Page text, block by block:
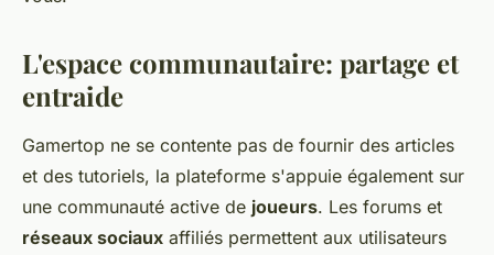
L'espace communautaire: partage et
entraide
Gamertop ne se contente pas de fournir des articles
et des tutoriels, la plateforme s'appuie également sur
une communauté active de joueurs. Les forums et
réseaux sociaux affiliés permettent aux utilisateurs